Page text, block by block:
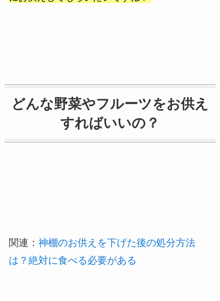
どんな野菜やフルーツをお供え
すればいいの？
関連： 神棚のお供えを下げた後の処分方法
は？絶対に食べる必要がある